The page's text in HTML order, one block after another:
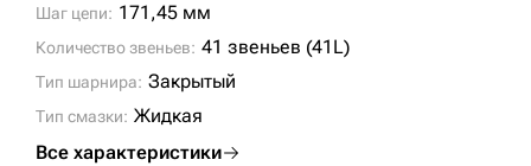
Шаг цепи: 171,45 мм
Количество звеньев: 41 звеньев (41L)
Тип шарнира: Закрытый
Тип смазки: Жидкая
Все характеристики